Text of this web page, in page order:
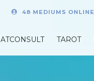
48 MEDIUMS ONLINE
TAROT